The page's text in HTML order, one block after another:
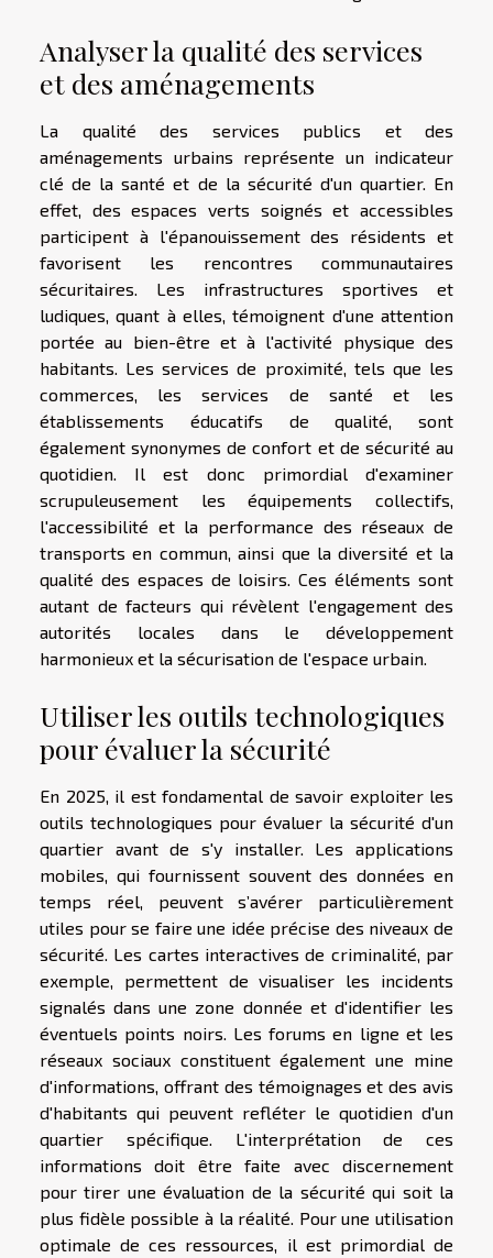
Analyser la qualité des services
et des aménagements
La qualité des services publics et des
aménagements urbains représente un indicateur
clé de la santé et de la sécurité d'un quartier. En
effet, des espaces verts soignés et accessibles
participent à l'épanouissement des résidents et
favorisent les rencontres communautaires
sécuritaires. Les infrastructures sportives et
ludiques, quant à elles, témoignent d'une attention
portée au bien-être et à l'activité physique des
habitants. Les services de proximité, tels que les
commerces, les services de santé et les
établissements éducatifs de qualité, sont
également synonymes de confort et de sécurité au
quotidien. Il est donc primordial d'examiner
scrupuleusement les équipements collectifs,
l'accessibilité et la performance des réseaux de
transports en commun, ainsi que la diversité et la
qualité des espaces de loisirs. Ces éléments sont
autant de facteurs qui révèlent l'engagement des
autorités locales dans le développement
harmonieux et la sécurisation de l'espace urbain.
Utiliser les outils technologiques
pour évaluer la sécurité
En 2025, il est fondamental de savoir exploiter les
outils technologiques pour évaluer la sécurité d'un
quartier avant de s'y installer. Les applications
mobiles, qui fournissent souvent des données en
temps réel, peuvent s’avérer particulièrement
utiles pour se faire une idée précise des niveaux de
sécurité. Les cartes interactives de criminalité, par
exemple, permettent de visualiser les incidents
signalés dans une zone donnée et d'identifier les
éventuels points noirs. Les forums en ligne et les
réseaux sociaux constituent également une mine
d'informations, offrant des témoignages et des avis
d'habitants qui peuvent refléter le quotidien d'un
quartier spécifique. L'interprétation de ces
informations doit être faite avec discernement
pour tirer une évaluation de la sécurité qui soit la
plus fidèle possible à la réalité. Pour une utilisation
optimale de ces ressources, il est primordial de